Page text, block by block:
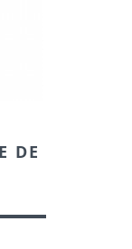
DE